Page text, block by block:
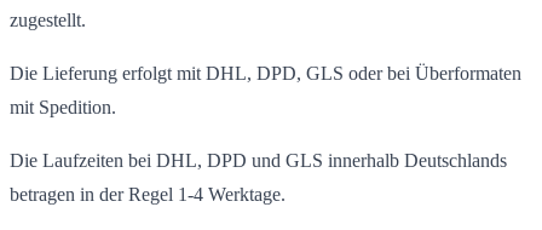
zugestellt.
Die Lieferung erfolgt mit DHL, DPD, GLS oder bei Überformaten
mit Spedition.
Die Laufzeiten bei DHL, DPD und GLS innerhalb Deutschlands
betragen in der Regel 1-4 Werktage.